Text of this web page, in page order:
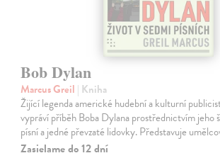
Bob Dylan
Marcus Greil | Kniha
Žijící legenda americké hudební a kulturní
vypráví příběh Boba Dylana prostřednictvím jeho
písní a jedné převzaté lidovky. Představuje
Zasielame do 12 dní